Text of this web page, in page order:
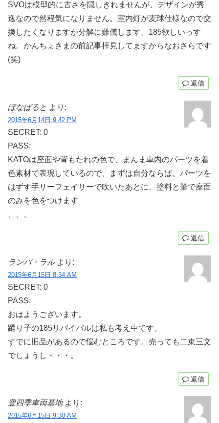
SVOは模型的に古さを隠しきれませんが、デザインが秀
逸なので然程気になりません。室内灯が麦球仕様なので交
換したくなりますが分解に難儀します。185欲しいっす
ね。かんちょさまの前記事拝見してますからなおさらです
(笑)
返信
ぼなぱると より:
2015年6月14日 9:42 PM
SECRET: 0
PASS:
KATOは座面や背もたれの色で、まんま車内のパーツを着
色素材で表現しているので、まずは自分ならば、パーツを
はずす手サーフェイサーで吹いたあとに、塗料と筆で座面
のみを色をつけます
返信
ランバ・ラル より:
2015年6月15日 8:34 AM
SECRET: 0
PASS:
おはようございます。
踊り子の185リバイバルは私も考え中です。
すでに旧品があるので悩むところです。売っても二束三文
でしょうし・・・。
返信
豊四季車両基地 より:
2015年6月15日 9:30 AM